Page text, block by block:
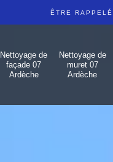
ÊTRE RAPPELÉ
Nettoyage de
façade 07
Ardèche
Nettoyage de
muret 07
Ardèche